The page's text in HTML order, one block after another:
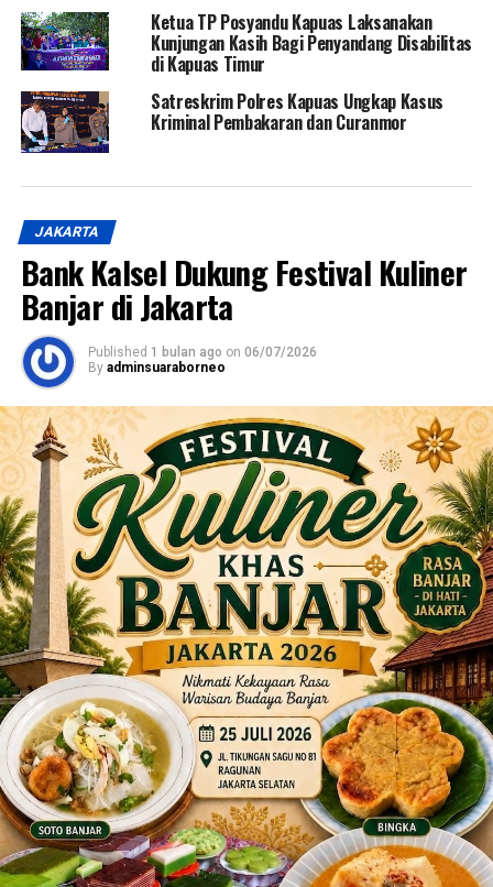
Ketua TP Posyandu Kapuas Laksanakan
Kunjungan Kasih Bagi Penyandang Disabilitas
di Kapuas Timur
Satreskrim Polres Kapuas Ungkap Kasus
Kriminal Pembakaran dan Curanmor
JAKARTA
Bank Kalsel Dukung Festival Kuliner
Banjar di Jakarta
Published 1 bulan ago on 06/07/2026
By adminsuaraborneo